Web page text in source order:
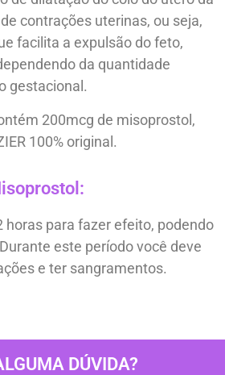
contrações uterinas, ou seja,
facilita a expulsão do feto,
da quantidade
gestacional.
200mcg de misoprostol,
100% original.
horas para fazer efeito, podendo
este período você deve
e ter sangramentos.
DÚVIDA?